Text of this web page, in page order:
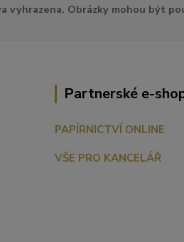
vyhrazena. Obrázky mohou být
Partnerské e-
PAPÍRNICTVÍ ONLINE
VŠE PRO KANCELÁŘ